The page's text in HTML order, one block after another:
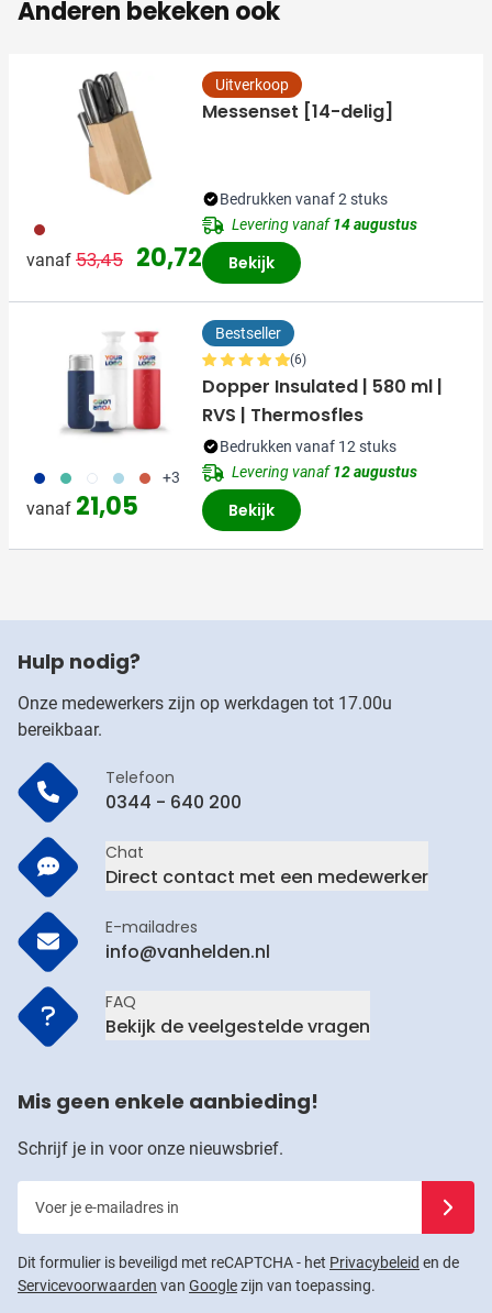
Anderen bekeken ook
011
vanaf Normale prijs
53,45 Speciale prijs
20,72
Uitverkoop
Messenset [14-delig]
Bedrukken vanaf 2 stuks
Levering vanaf14 augustus
Bekijk
773 886 721 887 888 +3
vanaf 21,05
Bestseller
(6)
Dopper Insulated | 580 ml |
RVS | Thermosfles
Bedrukken vanaf 12 stuks
Levering vanaf12 augustus
Bekijk
Hulp nodig?
Onze medewerkers zijn op werkdagen tot 17.00u
bereikbaar.
Telefoon
0344 - 640 200
Chat
Direct contact met een medewerker
E-mailadres
info@vanhelden.nl
FAQ
Bekijk de veelgestelde vragen
Mis geen enkele aanbieding!
Schrijf je in voor onze nieuwsbrief.
Dit formulier is beveiligd met reCAPTCHA - het Privacybeleid en de
Servicevoorwaarden van Googlezijn van toepassing.